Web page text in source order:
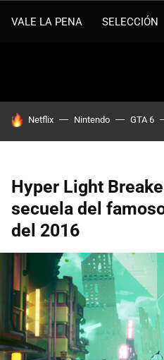
VALE LA PENA SELECCIÓN
HOY SE HABLA DE
Netflix Nintendo GTA 6
Hyper Light
secuela del
del 2016